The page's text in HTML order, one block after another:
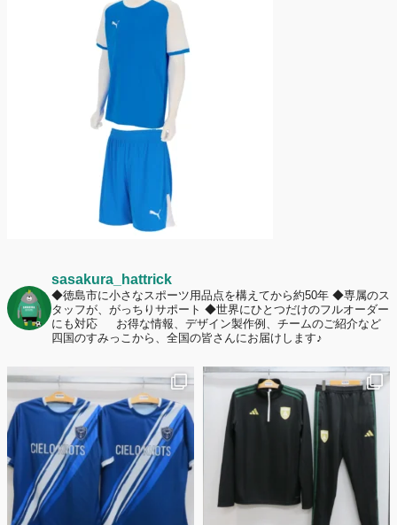
名前入りユニフォームで子どもの自信が「プラスになった」と感じた保
護者は約67%！「やや高いと感じたが納得して購入した」と価値を実感
する声も32.7%に！
応援ユニフォーム、約53％が「会場に一体感があってよい」と回答。チ
ームへの愛情が伝わる応援スタイルとは？
sasakura_hattrick
◆徳島市に小さなスポーツ用品点を構えてから約50年 ◆専属のス
タッフが、がっちりサポート ◆世界にひとつだけのフルオーダー
にも対応
お得な情報、デザイン製作例、チームのご紹介など
四国のすみっこから、全国の皆さんにお届けします♪